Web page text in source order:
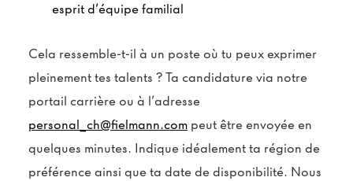
esprit d’équipe familial
Cela ressemble-t-il à un poste où tu peux exprimer
pleinement tes talents ? Ta candidature via notre
portail carrière ou à l’adresse
personal_ch@fielmann.com peut être envoyée en
quelques minutes. Indique idéalement ta région de
préférence ainsi que ta date de disponibilité. Nous